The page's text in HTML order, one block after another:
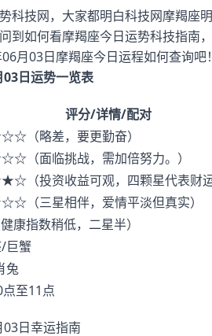
科技网，大家都明白科技网摩羯座
到如何看摩羯座今日运势科技指南
月03日摩羯座今日运程如何查询吧！
日运势一览表
评分/详情/配对
（略差，要更勤奋）
面临挑战，需加倍努力。）
投资收益可观，四颗星代表财运
三星相伴，爱情平淡但真实）
康指数稍低，二星半）
巨蟹
兔
至11点
日幸运指南